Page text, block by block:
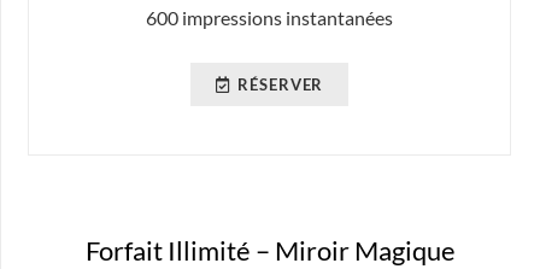
600 impressions instantanées
RÉSERVER
Forfait Illimité – Miroir Magique